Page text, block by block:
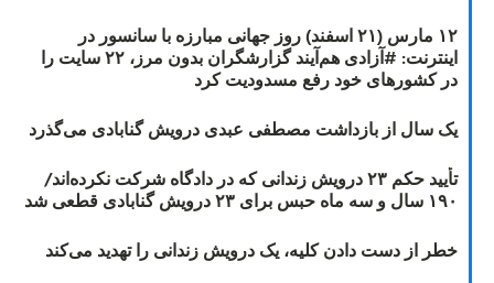
۱۲ مارس (۲۱ اسفند) روز جهانی مبارزه با سانسور در
اینترنت: #آزادی هم‌آیند گزارشگران‌ بدون مرز، ۲۲ سایت را
در کشورهای خود رفع مسدودیت کرد
یک سال از بازداشت مصطفی عبدی درویش گنابادی می‌گذرد
تأیید حکم ۲۳ درویش زندانی که در دادگاه شرکت نکرده‌اند/
۱۹۰ سال و سه ماه حبس برای ۲۳ درویش گنابادی قطعی شد
خطر از دست دادن کلیه، یک درویش زندانی را تهدید می‌کند